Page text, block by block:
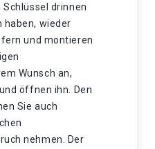
drinnen
haben, wieder
und montieren
Wunsch an,
öffnen ihn. Den
Sie auch
nehmen. Der